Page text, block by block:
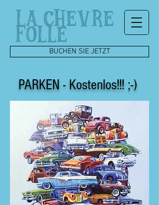
LA CHEVRE
FOLLE
BUCHEN SIE JETZT
PARKEN - Kostenlos!!! ;-)